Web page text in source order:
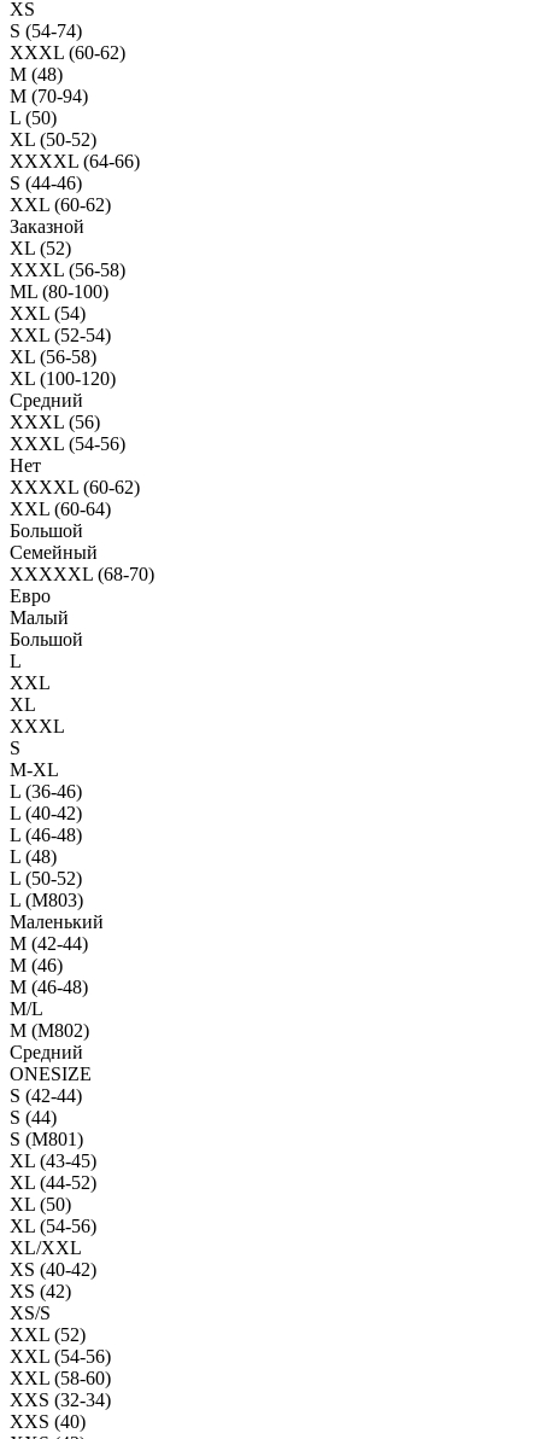
XS
S (54-74)
XXXL (60-62)
M (48)
M (70-94)
L (50)
XL (50-52)
XXXXL (64-66)
S (44-46)
XXL (60-62)
Заказной
XL (52)
XXXL (56-58)
ML (80-100)
XXL (54)
XXL (52-54)
XL (56-58)
XL (100-120)
Средний
XXXL (56)
XXXL (54-56)
Нет
XXXXL (60-62)
XXL (60-64)
Большой
Семейный
XXXXXL (68-70)
Евро
Малый
Большой
L
XXL
XL
XXXL
S
M-XL
L (36-46)
L (40-42)
L (46-48)
L (48)
L (50-52)
L (M803)
Маленький
М (42-44)
M (46)
M (46-48)
M/L
M (M802)
Средний
ONESIZE
S (42-44)
S (44)
S (M801)
XL (43-45)
XL (44-52)
XL (50)
XL (54-56)
XL/XXL
XS (40-42)
XS (42)
XS/S
XXL (52)
XXL (54-56)
XXL (58-60)
XXS (32-34)
XXS (40)